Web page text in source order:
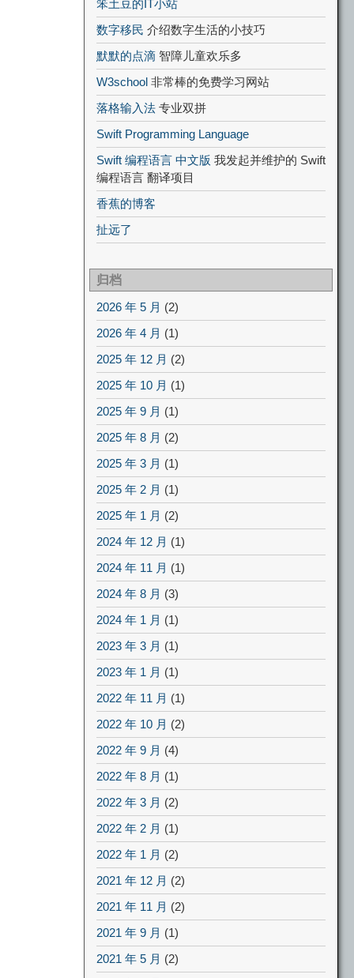
笨土豆的IT小站
数字移民 介绍数字生活的小技巧
默默的点滴 智障儿童欢乐多
W3school 非常棒的免费学习网站
落格输入法 专业双拼
Swift Programming Language
Swift 编程语言 中文版 我发起并维护的 Swift
编程语言 翻译项目
香蕉的博客
扯远了
归档
2026 年 5 月 (2)
2026 年 4 月 (1)
2025 年 12 月 (2)
2025 年 10 月 (1)
2025 年 9 月 (1)
2025 年 8 月 (2)
2025 年 3 月 (1)
2025 年 2 月 (1)
2025 年 1 月 (2)
2024 年 12 月 (1)
2024 年 11 月 (1)
2024 年 8 月 (3)
2024 年 1 月 (1)
2023 年 3 月 (1)
2023 年 1 月 (1)
2022 年 11 月 (1)
2022 年 10 月 (2)
2022 年 9 月 (4)
2022 年 8 月 (1)
2022 年 3 月 (2)
2022 年 2 月 (1)
2022 年 1 月 (2)
2021 年 12 月 (2)
2021 年 11 月 (2)
2021 年 9 月 (1)
2021 年 5 月 (2)